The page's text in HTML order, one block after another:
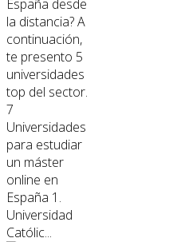
España desde
la distancia? A
continuación,
te presento 5
universidades
top del sector.
7
Universidades
para estudiar
un máster
online en
España 1.
Universidad
Católic...